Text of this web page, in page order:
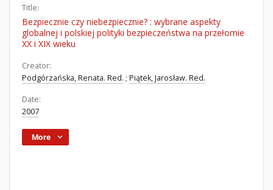
Title:
Bezpiecznie czy niebezpiecznie? : wybrane aspekty
globalnej i polskiej polityki bezpieczeństwa na przełomie
XX i XIX wieku
Creator:
Podgórzańska, Renata. Red. ; Piątek, Jarosław. Red.
Date:
2007
More